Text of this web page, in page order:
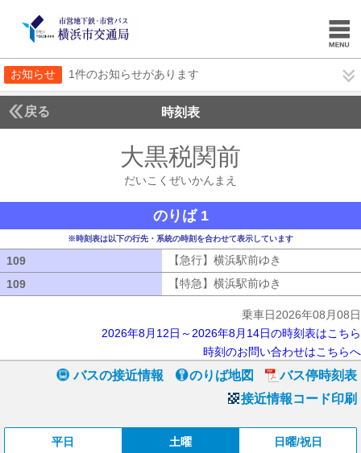
お知らせ 1件のお知らせがあります
戻る 時刻表
大黒税関前
だいこくぜいかんまえ
のりば 1
※時刻表は以下の行先・系統の時刻を合わせて表示しています
109 【急行】横浜駅前ゆき
109
【特急】横浜駅前ゆき
乗車日2026年08月08日
2026年8月12日～2026年8月14日の時刻表はこちら
時刻のお問い合わせはこちらへ
バスの接近情報 のりば地図
バス停時刻表
接近情報コード印刷
平日 土曜 日曜/祝日